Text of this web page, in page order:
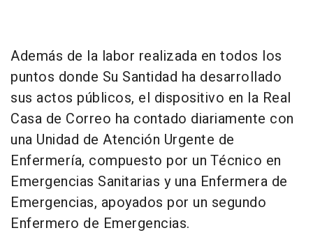
Además de la labor realizada en todos los
puntos donde Su Santidad ha desarrollado
sus actos públicos, el dispositivo en la Real
Casa de Correo ha contado diariamente con
una Unidad de Atención Urgente de
Enfermería, compuesto por un Técnico en
Emergencias Sanitarias y una Enfermera de
Emergencias, apoyados por un segundo
Enfermero de Emergencias.